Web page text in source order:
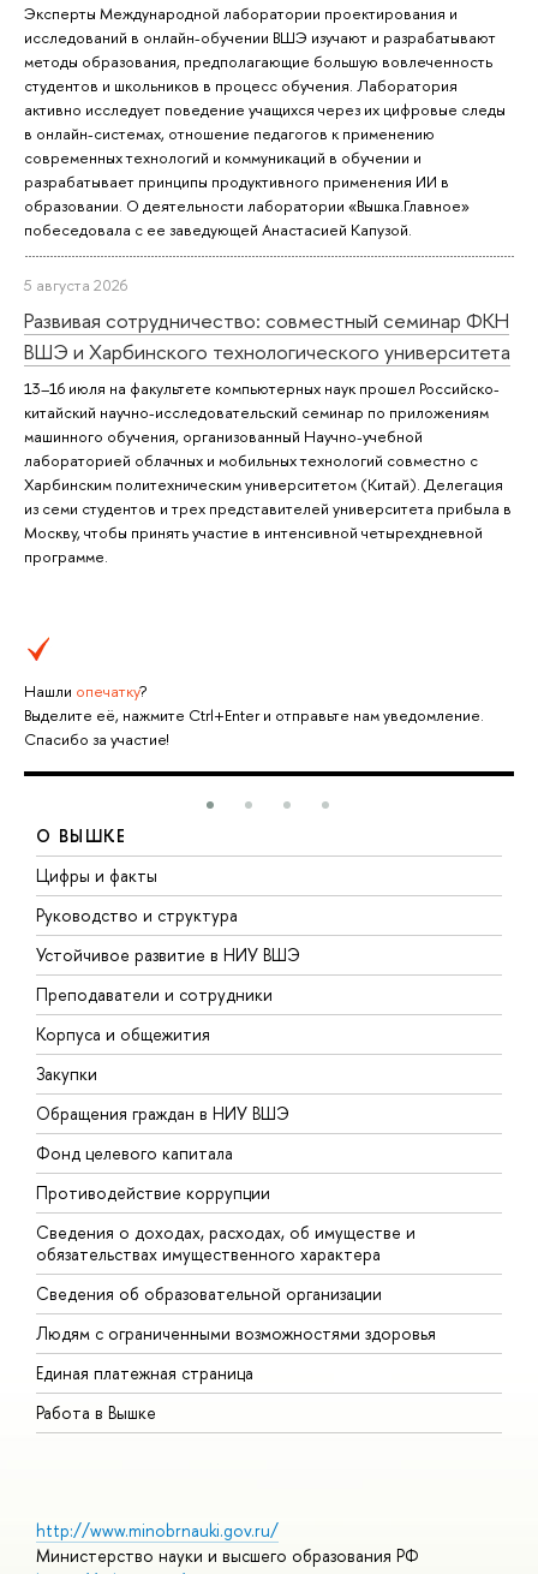
Эксперты Международной лаборатории проектирования и
исследований в онлайн-обучении ВШЭ изучают и разрабатывают
методы образования, предполагающие большую вовлеченность
студентов и школьников в процесс обучения. Лаборатория
активно исследует поведение учащихся через их цифровые следы
в онлайн-системах, отношение педагогов к применению
современных технологий и коммуникаций в обучении и
разрабатывает принципы продуктивного применения ИИ в
образовании. О деятельности лаборатории «Вышка.Главное»
побеседовала с ее заведующей Анастасией Капузой.
5 августа 2026
Развивая сотрудничество: совместный семинар ФКН
ВШЭ и Харбинского технологического университета
13–16 июля на факультете компьютерных наук прошел Российско-
китайский научно-исследовательский семинар по приложениям
машинного обучения, организованный Научно-учебной
лабораторией облачных и мобильных технологий совместно с
Харбинским политехническим университетом (Китай). Делегация
из семи студентов и трех представителей университета прибыла в
Москву, чтобы принять участие в интенсивной четырехдневной
программе.
Нашли опечатку?
Выделите её, нажмите Ctrl+Enter и отправьте нам уведомление.
Спасибо за участие!
О ВЫШКЕ
Цифры и факты
Руководство и структура
Устойчивое развитие в НИУ ВШЭ
Преподаватели и сотрудники
Корпуса и общежития
Закупки
Обращения граждан в НИУ ВШЭ
Фонд целевого капитала
Противодействие коррупции
Сведения о доходах, расходах, об имуществе и
обязательствах имущественного характера
Сведения об образовательной организации
Людям с ограниченными возможностями здоровья
Единая платежная страница
Работа в Вышке
http://www.minobrnauki.gov.ru/
Министерство науки и высшего образования РФ